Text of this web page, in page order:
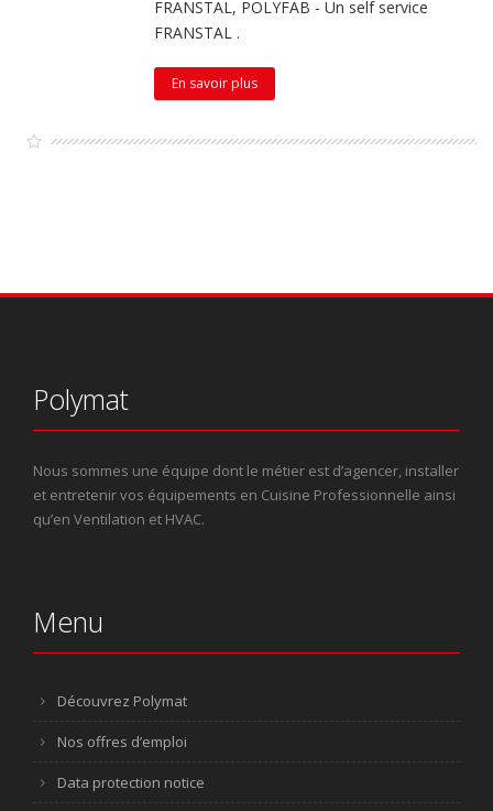
FRANSTAL, POLYFAB - Un self service
FRANSTAL .
En savoir plus
Polymat
Nous sommes une équipe dont le métier est d’agencer, installer
et entretenir vos équipements en Cuisine Professionnelle ainsi
qu’en Ventilation et HVAC.
Menu
Découvrez Polymat
Nos offres d’emploi
Data protection notice